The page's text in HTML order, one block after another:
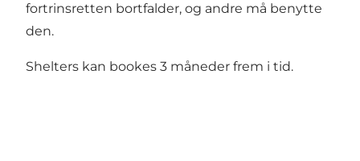
fortrinsretten bortfalder, og andre må benytte
den.
Shelters kan bookes 3 måneder frem i tid.